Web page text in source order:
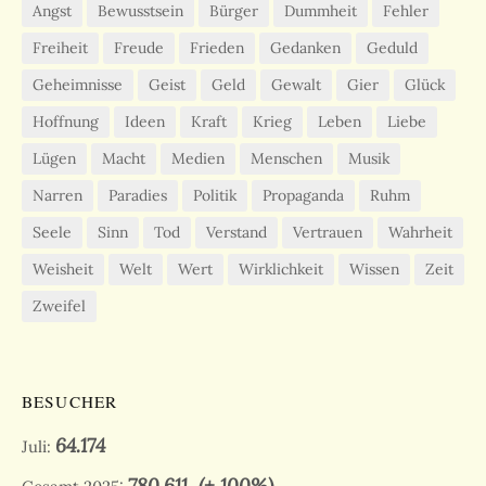
Angst Bewusstsein Bürger Dummheit
Fehler
Freiheit
Freude Frieden Gedanken
Geduld
Geheimnisse
Geist Geld Gewalt Gier
Glück
Hoffnung
Ideen Kraft Krieg Leben
Liebe
Lügen
Macht Medien Menschen
Musik
Narren
Paradies Politik Propaganda
Ruhm
Seele
Sinn Tod Verstand Vertrauen
Wahrheit
Weisheit
Welt Wert Wirklichkeit Wissen
Zeit
Zweifel
BESUCHER
Juli: 64.174